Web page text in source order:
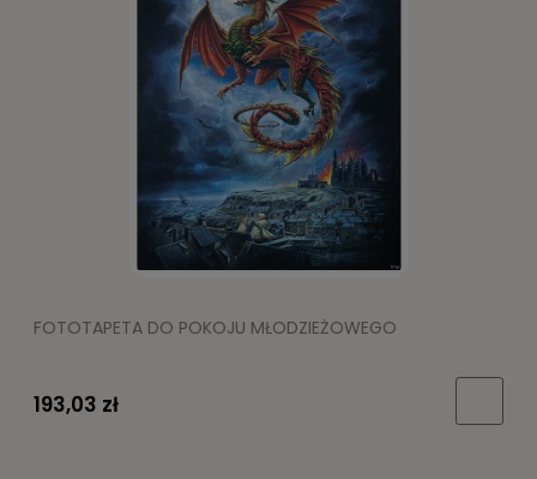
FOTOTAPETA DO POKOJU MŁODZIEŻOWEGO
193,03 zł